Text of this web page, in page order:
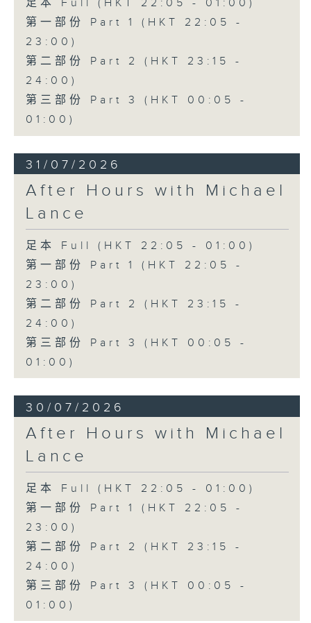
足本 Full (HKT 22:05 - 01:00)
第一部份 Part 1 (HKT 22:05 -
23:00)
第二部份 Part 2 (HKT 23:15 -
24:00)
第三部份 Part 3 (HKT 00:05 -
01:00)
31/07/2026
After Hours with Michael
Lance
足本 Full (HKT 22:05 - 01:00)
第一部份 Part 1 (HKT 22:05 -
23:00)
第二部份 Part 2 (HKT 23:15 -
24:00)
第三部份 Part 3 (HKT 00:05 -
01:00)
30/07/2026
After Hours with Michael
Lance
足本 Full (HKT 22:05 - 01:00)
第一部份 Part 1 (HKT 22:05 -
23:00)
第二部份 Part 2 (HKT 23:15 -
24:00)
第三部份 Part 3 (HKT 00:05 -
01:00)